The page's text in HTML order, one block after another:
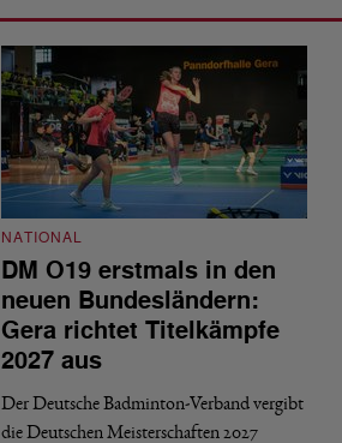
NATIONAL
DM O19 erstmals in den
neuen Bundesländern:
Gera richtet Titelkämpfe
2027 aus
Der Deutsche Badminton-Verband vergibt
die Deutschen Meisterschaften 2027